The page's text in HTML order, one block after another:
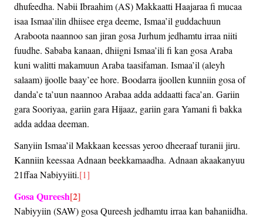
dhufeedha. Nabii Ibraahim (AS) Makkaatti Haajaraa fi mucaa
isaa Ismaa’ilin dhiisee erga deeme, Ismaa’il guddachuun
Araboota naannoo san jiran gosa Jurhum jedhamtu irraa niiti
fuudhe. Sababa kanaan, dhiigni Ismaa’ili fi kan gosa Araba
kuni walitti makamuun Araba taasifaman. Ismaa’il (aleyh
salaam) ijoolle baay’ee hore. Boodarra ijoollen kunniin gosa of
danda’e ta’uun naannoo Arabaa adda addaatti faca’an. Gariin
gara Sooriyaa, gariin gara Hijaaz, gariin gara Yamani fi bakka
adda addaa deeman.
Sanyiin Ismaa’il Makkaan keessas yeroo dheeraaf turanii jiru.
Kanniin keessaa Adnaan beekkamaadha. Adnaan akaakanyuu
21ffaa Nabiyyiiti.[1]
Gosa Qureesh[2]
Nabiyyiin (SAW) gosa Qureesh jedhamtu irraa kan bahaniidha.